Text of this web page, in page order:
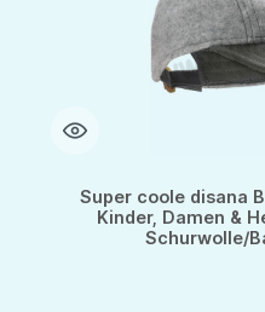
Super coole disana
Kinder, Damen &
Schurwolle/